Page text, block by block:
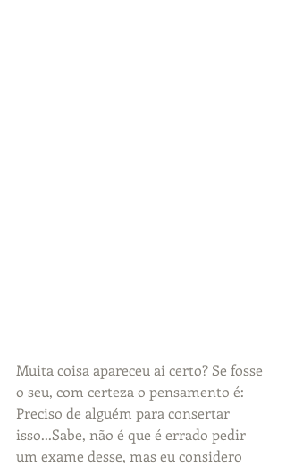
Muita coisa apareceu ai certo? Se fosse
o seu, com certeza o pensamento é:
Preciso de alguém para consertar
isso...Sabe, não é que é errado pedir
um exame desse, mas eu considero